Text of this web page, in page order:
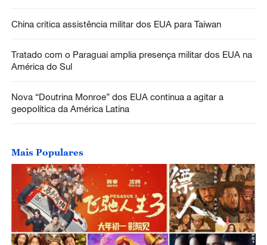
China critica assistência militar dos EUA para Taiwan
Tratado com o Paraguai amplia presença militar dos EUA na
América do Sul
Nova “Doutrina Monroe” dos EUA continua a agitar a
geopolítica da América Latina
Mais Populares